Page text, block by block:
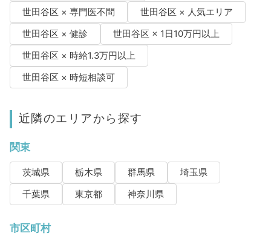
世田谷区 × 専門医不問
世田谷区 × 人気エリア
世田谷区 × 健診
世田谷区 × 1日10万円以上
世田谷区 × 時給1.3万円以上
世田谷区 × 時短相談可
近隣のエリアから探す
関東
茨城県 栃木県 群馬県
埼玉県
千葉県
東京都 神奈川県
市区町村